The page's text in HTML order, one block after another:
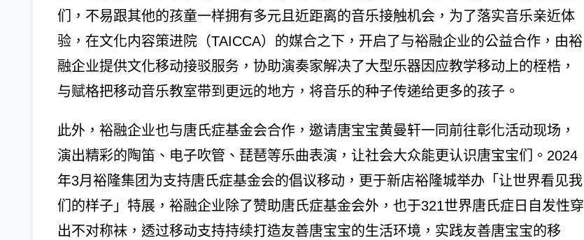
们，不易跟其他的孩童一样拥有多元且近距离的音乐接触机会，为了落实音乐亲近体
验，在文化内容策进院（TAICCA）的媒合之下，开启了与裕融企业的公益合作，由裕
融企业提供文化移动接驳服务，协助演奏家解决了大型乐器因应教学移动上的桎梏，
与赋格把移动音乐教室带到更远的地方，将音乐的种子传递给更多的孩子。
此外，裕融企业也与唐氏症基金会合作，邀请唐宝宝黄曼轩一同前往彰化活动现场，
演出精彩的陶笛、电子吹管、琵琶等乐曲表演，让社会大众能更认识唐宝宝们。2024
年3月裕隆集团为支持唐氏症基金会的倡议移动，更于新店裕隆城举办「让世界看见我
们的样子」特展，裕融企业除了赞助唐氏症基金会外，也于321世界唐氏症日自发性穿
出不对称袜，透过移动支持持续打造友善唐宝宝的生活环境，实践友善唐宝宝的移